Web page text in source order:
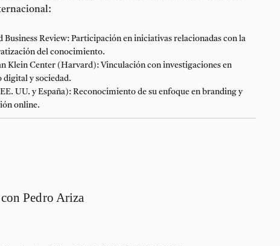
Business Review: Participación en iniciativas relacionadas con la
del conocimiento.
Klein Center (Harvard): Vinculación con investigaciones en
digital y sociedad.
UU. y España): Reconocimiento de su enfoque en branding y
online.
Pedro Ariza